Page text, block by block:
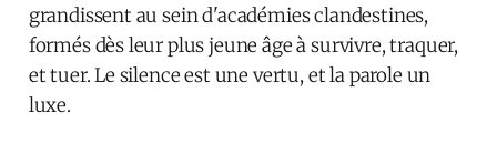
grandissent au sein d'académies clandestines,
formés dès leur plus jeune âge à survivre, traquer,
et tuer. Le silence est une vertu, et la parole un
luxe.